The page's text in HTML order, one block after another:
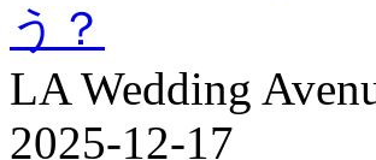
う？
LA Wedding
2025-12-17